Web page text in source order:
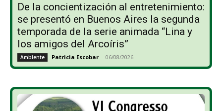
De la concientización al entretenimiento:
se presentó en Buenos Aires la segunda
temporada de la serie animada “Lina y
los amigos del Arcoíris”
Ambiente Patricia Escobar - 06/08/2026